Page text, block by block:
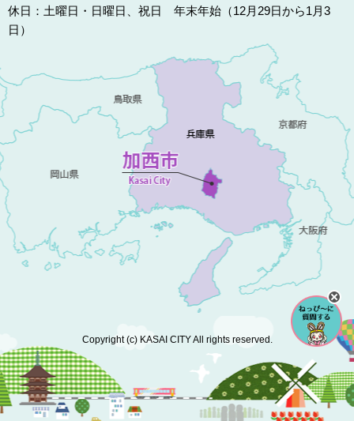
休日：土曜日・日曜日、祝日 年末年始（12月29日から1月3
日）
Copyright (c) KASAI CITY All rights reserved.